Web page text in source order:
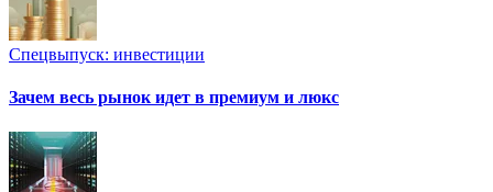
Спецвыпуск: инвестиции
Зачем весь рынок идет в премиум и люкс